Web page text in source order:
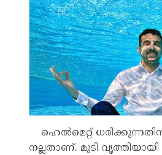
ഹെൽമെറ്റ്
നല്ലതാണ്. മുടി